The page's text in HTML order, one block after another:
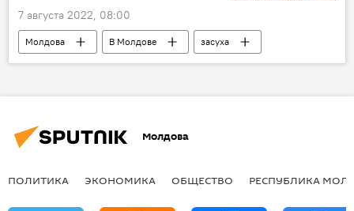
7 августа 2022, 08:00
Молдова В Молдове
засуха
гидрологическая засуха
Молдова
ПОЛИТИКА ЭКОНОМИКА ОБЩЕСТВО РЕСПУБЛИКА